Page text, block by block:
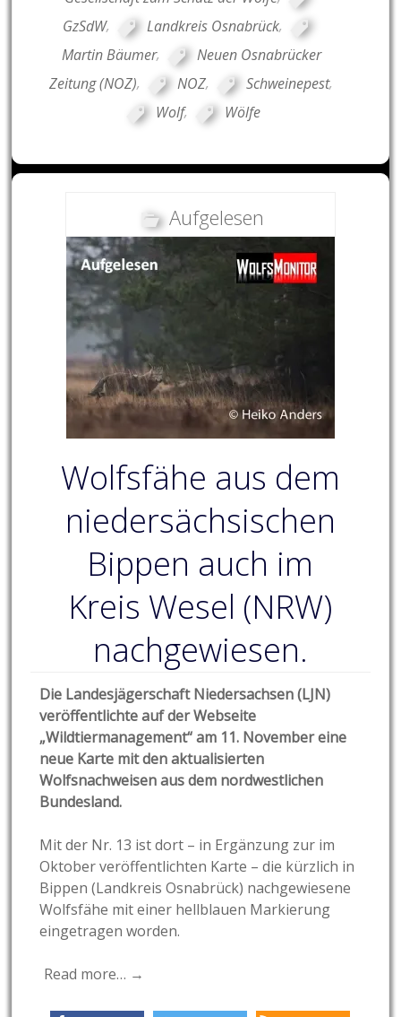
GzSdW, Landkreis Osnabrück,
Martin Bäumer,
Neuen Osnabrücker
Zeitung (NOZ), NOZ, Schweinepest,
Wolf, Wölfe
Aufgelesen
Wolfsfähe aus dem
niedersächsischen
Bippen auch im
Kreis Wesel (NRW)
nachgewiesen.
Die Landesjägerschaft Niedersachsen (LJN)
veröffentlichte auf der Webseite
„Wildtiermanagement“ am 11. November eine
neue Karte mit den aktualisierten
Wolfsnachweisen aus dem nordwestlichen
Bundesland.
Mit der Nr. 13 ist dort – in Ergänzung zur im
Oktober veröffentlichten Karte – die kürzlich in
Bippen (Landkreis Osnabrück) nachgewiesene
Wolfsfähe mit einer hellblauen Markierung
eingetragen worden.
Read more… →